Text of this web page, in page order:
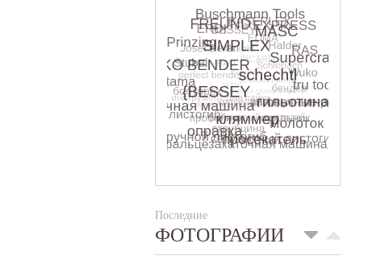
Последние
ФОТОГРАФИИ